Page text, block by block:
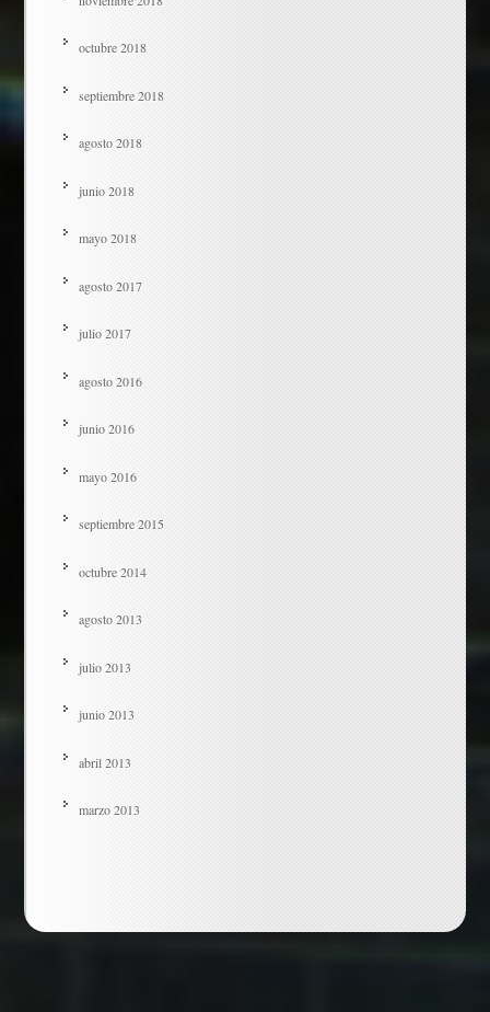
octubre 2018
septiembre 2018
agosto 2018
junio 2018
mayo 2018
agosto 2017
julio 2017
agosto 2016
junio 2016
mayo 2016
septiembre 2015
octubre 2014
agosto 2013
julio 2013
junio 2013
abril 2013
marzo 2013